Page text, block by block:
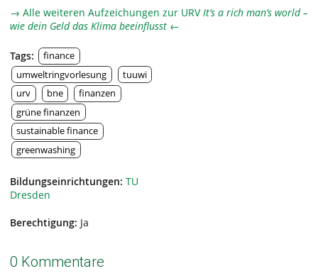
→ Alle weiteren Aufzeichungen zur URV It’s a rich man’s world –
wie dein Geld das Klima beeinflusst ←
Tags:
finance
umweltringvorlesung
tuuwi
urv
bne
finanzen
grüne finanzen
sustainable finance
greenwashing
Bildungseinrichtungen: TU
Dresden
Berechtigung: Ja
0 Kommentare